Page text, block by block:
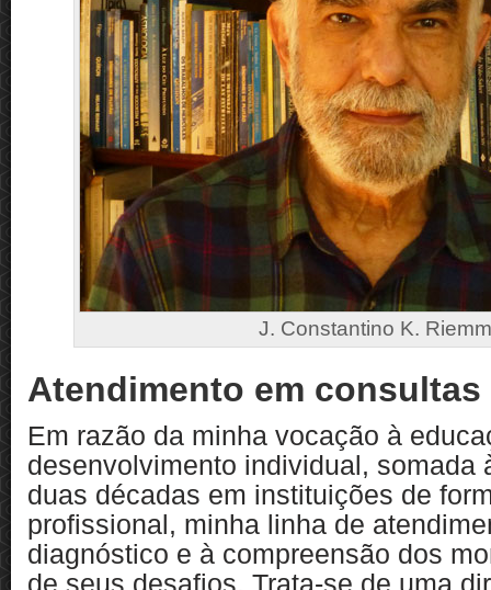
J. Constantino K.
Atendimento em consultas
Em razão da minha vocação à
desenvolvimento individual, somada
duas décadas em instituições de
profissional, minha linha de
diagnóstico e à compreensão dos
de seus desafios. Trata-se de uma